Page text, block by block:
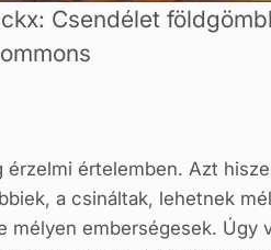
Csendélet
érzelmi értelemben. Azt
a csináltak, lehetnek
mélyen emberségesek. Úgy